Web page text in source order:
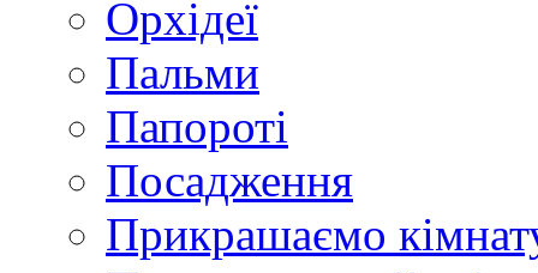
Орхідеї
Пальми
Папороті
Посадження
Прикрашаємо